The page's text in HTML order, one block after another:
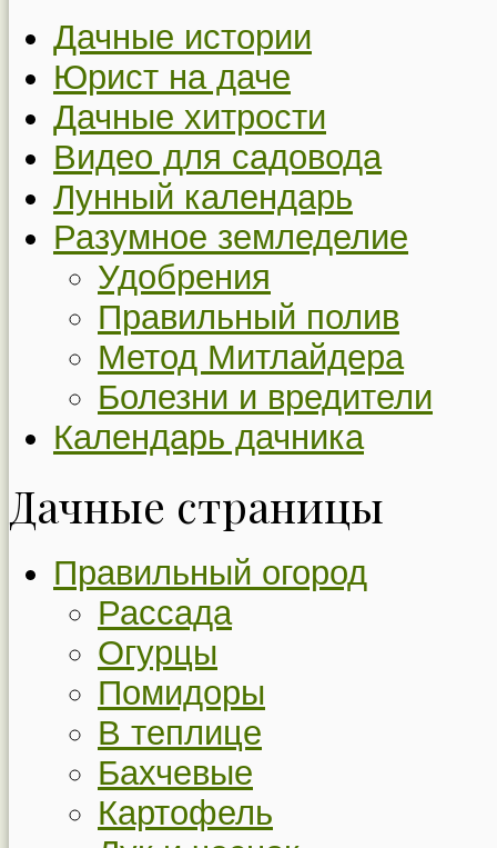
Дачные истории
Юрист на даче
Дачные хитрости
Видео для садовода
Лунный календарь
Разумное земледелие
Удобрения
Правильный полив
Метод Митлайдера
Болезни и вредители
Календарь дачника
Дачные страницы
Правильный огород
Рассада
Огурцы
Помидоры
В теплице
Бахчевые
Картофель